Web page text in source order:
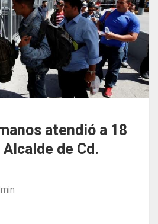
atendió a 18
de Cd.